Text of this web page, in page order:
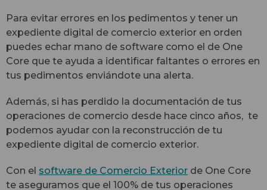
Para evitar errores en los pedimentos y tener un
expediente digital de comercio exterior en orden
puedes echar mano de software como el de One
Core que te ayuda a identificar faltantes o errores en
tus pedimentos enviándote una alerta.
Además, si has perdido la documentación de tus
operaciones de comercio desde hace cinco años, te
podemos ayudar con la reconstrucción de tu
expediente digital de comercio exterior.
Con el software de Comercio Exterior de One Core
te aseguramos que el 100% de tus operaciones